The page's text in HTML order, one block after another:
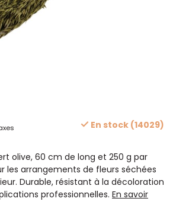
En stock (14029)
olive, 60 cm de long et 250 g par
les arrangements de fleurs séchées
Durable, résistant à la décoloration
professionnelles. En savoir